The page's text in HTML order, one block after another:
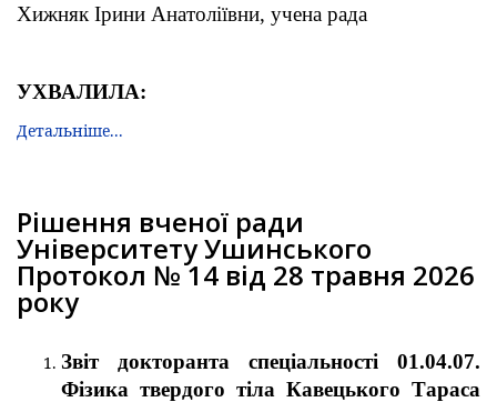
Хижняк Ірини Анатоліївни, учена рада
УХВАЛИЛА:
Детальніше...
Рішення вченої ради
Університету Ушинського
Протокол № 14 від 28 травня 2026
року
Звіт докторанта спеціальності 01.04.07.
Фізика твердого тіла Кавецького Тараса